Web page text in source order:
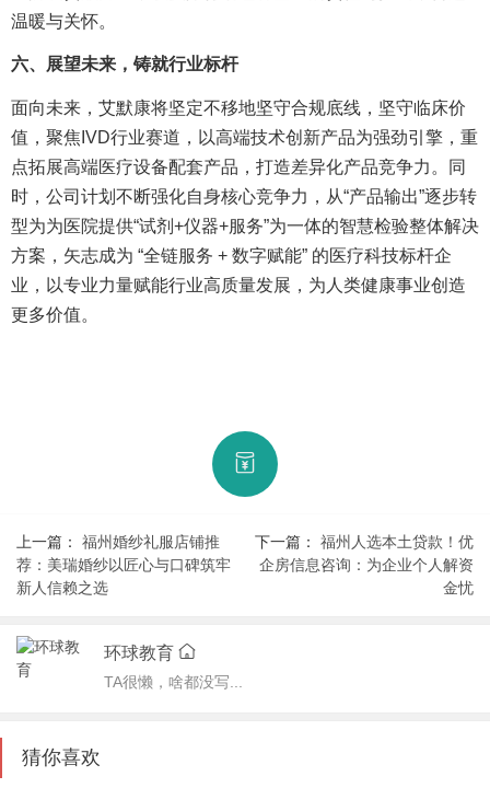
温暖与关怀。
六、展望未来，铸就行业标杆
面向未来，艾默康将坚定不移地坚守合规底线，坚守临床价
值，聚焦IVD行业赛道，以高端技术创新产品为强劲引擎，重
点拓展高端医疗设备配套产品，打造差异化产品竞争力。同
时，公司计划不断强化自身核心竞争力，从“产品输出”逐步转
型为为医院提供“试剂+仪器+服务”为一体的智慧检验整体解决
方案，矢志成为 “全链服务 + 数字赋能” 的医疗科技标杆企
业，以专业力量赋能行业高质量发展，为人类健康事业创造
更多价值。
上一篇： ​福州婚纱礼服店铺推
荐：美瑞婚纱以匠心与口碑筑牢
新人信赖之选
下一篇： 福州人选本土贷款！优
企房信息咨询：为企业个人解资
金忧
环球教育
TA很懒，啥都没写...
猜你喜欢